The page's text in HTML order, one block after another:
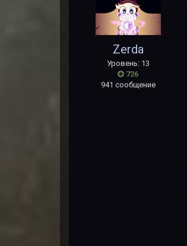
Zerda
Уровень: 13
726
941 сообщение